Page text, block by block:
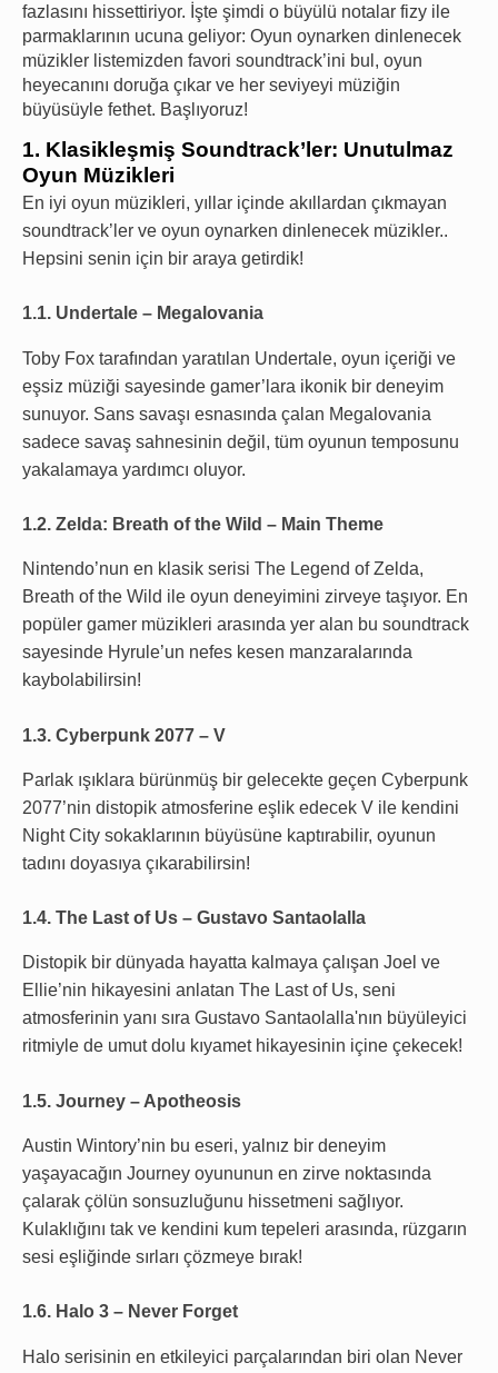
fazlasını hissettiriyor. İşte şimdi o büyülü notalar fizy ile
parmaklarının ucuna geliyor: Oyun oynarken dinlenecek
müzikler listemizden favori soundtrack’ini bul, oyun
heyecanını doruğa çıkar ve her seviyeyi müziğin
büyüsüyle fethet. Başlıyoruz!
1. Klasikleşmiş Soundtrack’ler: Unutulmaz
Oyun Müzikleri
En iyi oyun müzikleri, yıllar içinde akıllardan çıkmayan
soundtrack’ler ve oyun oynarken dinlenecek müzikler..
Hepsini senin için bir araya getirdik!
1.1. Undertale – Megalovania
Toby Fox tarafından yaratılan Undertale, oyun içeriği ve
eşsiz müziği sayesinde gamer’lara ikonik bir deneyim
sunuyor. Sans savaşı esnasında çalan Megalovania
sadece savaş sahnesinin değil, tüm oyunun temposunu
yakalamaya yardımcı oluyor.
1.2. Zelda: Breath of the Wild – Main Theme
Nintendo’nun en klasik serisi The Legend of Zelda,
Breath of the Wild ile oyun deneyimini zirveye taşıyor. En
popüler gamer müzikleri arasında yer alan bu soundtrack
sayesinde Hyrule’un nefes kesen manzaralarında
kaybolabilirsin!
1.3. Cyberpunk 2077 – V
Parlak ışıklara bürünmüş bir gelecekte geçen Cyberpunk
2077’nin distopik atmosferine eşlik edecek V ile kendini
Night City sokaklarının büyüsüne kaptırabilir, oyunun
tadını doyasıya çıkarabilirsin!
1.4. The Last of Us – Gustavo Santaolalla
Distopik bir dünyada hayatta kalmaya çalışan Joel ve
Ellie’nin hikayesini anlatan The Last of Us, seni
atmosferinin yanı sıra Gustavo Santaolalla'nın büyüleyici
ritmiyle de umut dolu kıyamet hikayesinin içine çekecek!
1.5. Journey – Apotheosis
Austin Wintory’nin bu eseri, yalnız bir deneyim
yaşayacağın Journey oyununun en zirve noktasında
çalarak çölün sonsuzluğunu hissetmeni sağlıyor.
Kulaklığını tak ve kendini kum tepeleri arasında, rüzgarın
sesi eşliğinde sırları çözmeye bırak!
1.6. Halo 3 – Never Forget
Halo serisinin en etkileyici parçalarından biri olan Never